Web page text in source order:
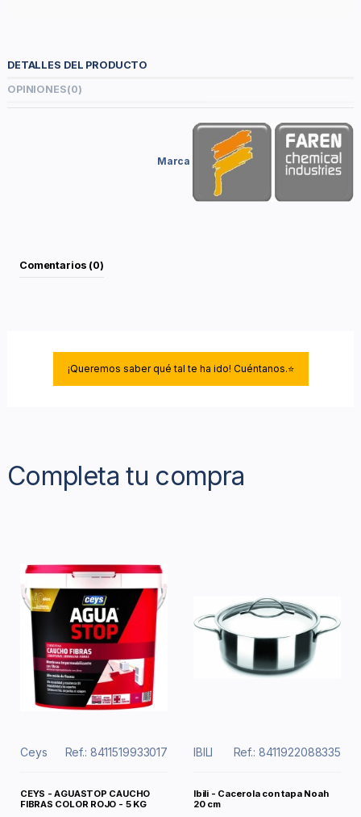
DETALLES DEL PRODUCTO
OPINIONES(0)
Marca
Comentarios (0)
¡Queremos saber qué tal te ha ido! Cuéntanos.⭐
Completa tu compra
Ceys Ref.: 8411519933017
CEYS - AGUASTOP CAUCHO
FIBRAS COLOR ROJO - 5 KG
IBILI Ref.: 8411922088335
Ibili - Cacerola con tapa Noah
20 cm